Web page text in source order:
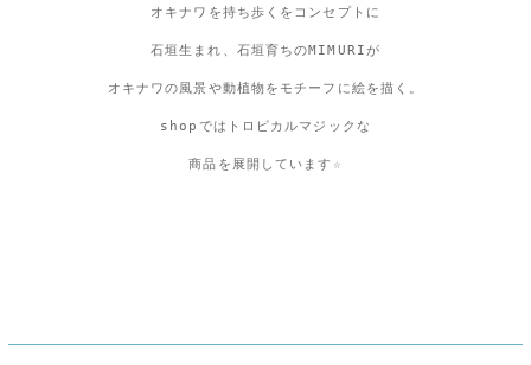
オキナワを持ち歩くをコンセプトに
石垣生まれ、石垣育ちのMIMURIが
オキナワの風景や動植物をモチーフに絵を描く。
shopではトロピカルマジックな
商品を展開しています☆